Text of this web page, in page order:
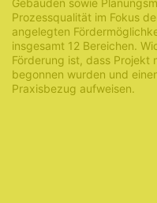
Gebäuden sowie
Prozessqualität im Fokus
angelegten
insgesamt 12 Bereichen.
Förderung ist, dass Projekt
begonnen wurden und
Praxisbezug aufweisen.